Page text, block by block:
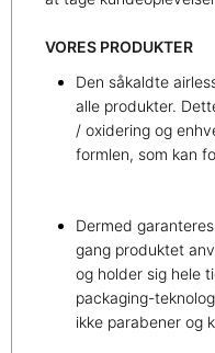
VORES PRODUKTER
Den såkaldte
alle produkter.
/ oxidering og
formlen, som kan
Dermed
gang produktet
og holder sig hele
packaging-
ikke parabener og